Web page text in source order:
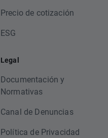
Precio de cotización
ESG
Legal
Documentación y
Normativas
Canal de Denuncias
Política de Privacidad